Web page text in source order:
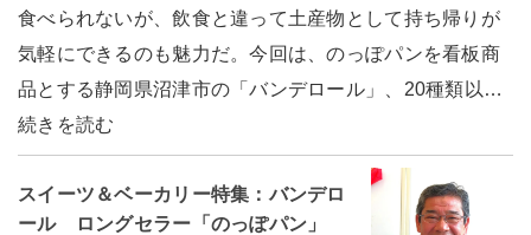
食べられないが、飲食と違って土産物として持ち帰りが
気軽にできるのも魅力だ。今回は、のっぽパンを看板商
品とする静岡県沼津市の「バンデロール」、20種類以…
続きを読む
スイーツ＆ベーカリー特集：バンデロ
ール ロングセラー「のっぽパン」